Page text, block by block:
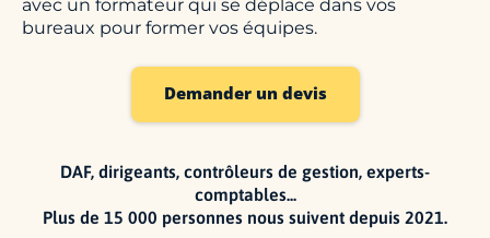
avec un formateur qui se déplace dans vos
bureaux pour former vos équipes.
Demander un devis
DAF, dirigeants, contrôleurs de gestion, experts-
comptables...
Plus de 15 000 personnes nous suivent depuis 2021.